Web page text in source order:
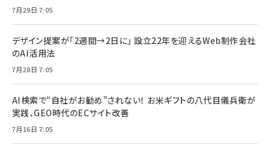
7月29日 7:05
デザイン提案が「2週間→2日に」 設立22年を迎えるWeb制作会社
のAI活用法
7月28日 7:05
AI検索で“自社がお勧め”されない！ お米ギフトの八代目儀兵衛が
実践、GEO時代のECサイト改善
7月16日 7:05